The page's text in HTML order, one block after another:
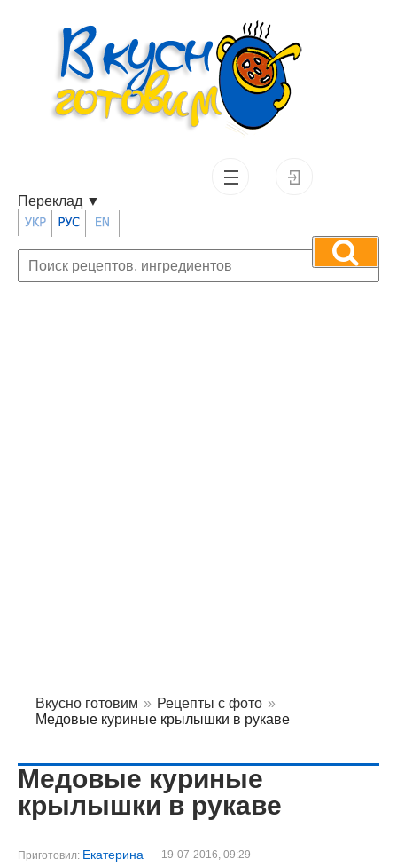
Переклад ▼
Вкусно готовим » Рецепты с фото »
Медовые куриные крылышки в рукаве
Медовые куриные
крылышки в рукаве
Приготовил: Екатерина 19-07-2016, 09:29